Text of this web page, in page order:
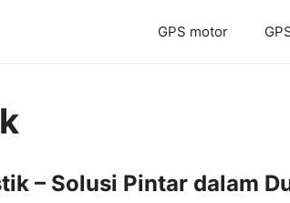
GPS motor
– Solusi Pintar dalam